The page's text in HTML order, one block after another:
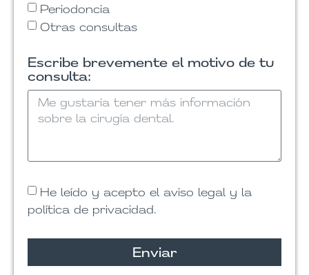
Periodoncia
Otras consultas
Escribe brevemente el motivo de tu
consulta:
He leído y acepto el aviso legal y la
política de privacidad.
Enviar